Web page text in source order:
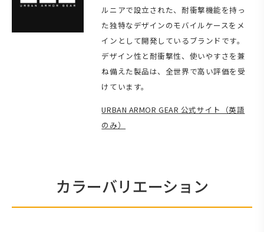
ルニアで設立された、耐衝撃機能を持っ
た独特なデザインのモバイルケースをメ
インとして開発しているブランドです。
デザイン性と耐衝撃性、使いやすさを兼
ね備えた製品は、全世界で高い評価を受
けています。
URBAN ARMOR GEAR 公式サイト（英語
のみ）
カラーバリエーション